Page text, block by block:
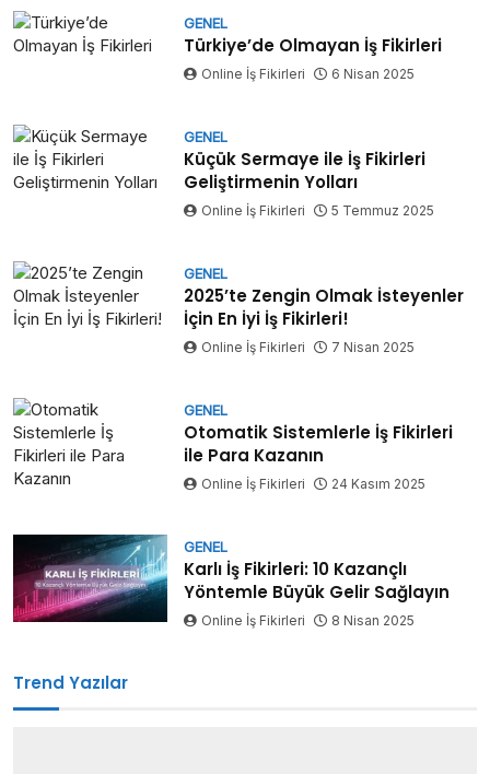
GENEL
Türkiye’de Olmayan İş Fikirleri
Online İş Fikirleri 6 Nisan 2025
GENEL
Küçük Sermaye ile İş Fikirleri
Geliştirmenin Yolları
Online İş Fikirleri 5 Temmuz 2025
GENEL
2025’te Zengin Olmak İsteyenler
İçin En İyi İş Fikirleri!
Online İş Fikirleri 7 Nisan 2025
GENEL
Otomatik Sistemlerle İş Fikirleri
ile Para Kazanın
Online İş Fikirleri 24 Kasım 2025
GENEL
Karlı İş Fikirleri: 10 Kazançlı
Yöntemle Büyük Gelir Sağlayın
Online İş Fikirleri 8 Nisan 2025
Trend Yazılar